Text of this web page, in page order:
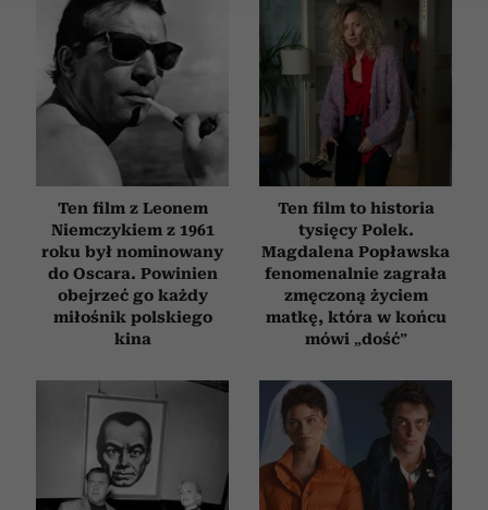
Wykorzystujemy pliki cookie do spersonalizowania treści
i reklam, aby oferować funkcje społecznościowe i
analizować ruch w naszej witrynie. Informacje o tym, jak
korzystasz z naszej witryny, udostępniamy partnerom
społecznościowym, reklamowym i analitycznym.
Partnerzy mogą połączyć te informacje z innymi danymi
otrzymanymi od Ciebie lub uzyskanymi podczas
korzystania z ich usług.
Ten film z Leonem
Niemczykiem z 1961
roku był nominowany
do Oscara. Powinien
obejrzeć go każdy
miłośnik polskiego
kina
Ten film to historia
tysięcy Polek.
Magdalena Popławska
fenomenalnie zagrała
zmęczoną życiem
matkę, która w końcu
mówi „dość”